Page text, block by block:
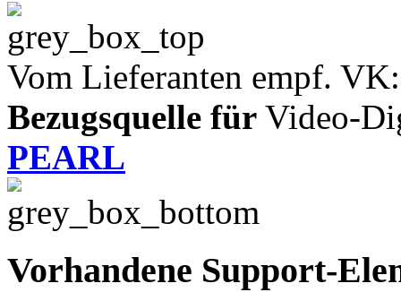
Vom Lieferanten empf.
Bezugsquelle für Video-
PEARL
Vorhandene Support-